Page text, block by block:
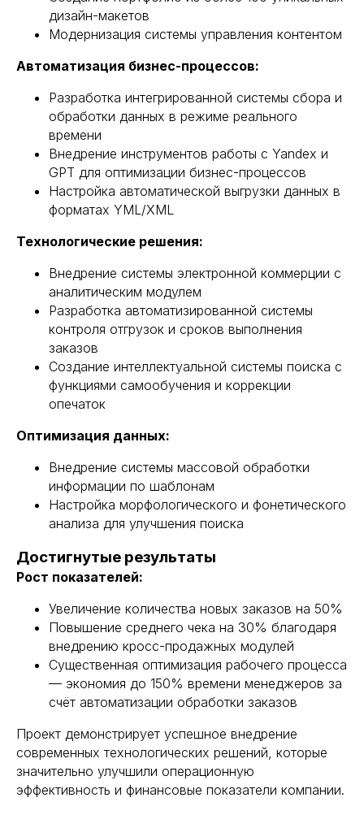
дизайн-макетов
Модернизация системы управления контентом
Автоматизация бизнес-процессов:
Разработка интегрированной системы сбора и
обработки данных в режиме реального
времени
Внедрение инструментов работы с Yandex и
GPT для оптимизации бизнес-процессов
Настройка автоматической выгрузки данных в
форматах YML/XML
Технологические решения:
Внедрение системы электронной коммерции с
аналитическим модулем
Разработка автоматизированной системы
контроля отгрузок и сроков выполнения
заказов
Создание интеллектуальной системы поиска с
функциями самообучения и коррекции
опечаток
Оптимизация данных:
Внедрение системы массовой обработки
информации по шаблонам
Настройка морфологического и фонетического
анализа для улучшения поиска
Достигнутые результаты
Рост показателей:
Увеличение количества новых заказов на 50%
Повышение среднего чека на 30% благодаря
внедрению кросс-продажных модулей
Существенная оптимизация рабочего процесса
— экономия до 150% времени менеджеров за
счёт автоматизации обработки заказов
Проект демонстрирует успешное внедрение
современных технологических решений, которые
значительно улучшили операционную
эффективность и финансовые показатели компании.